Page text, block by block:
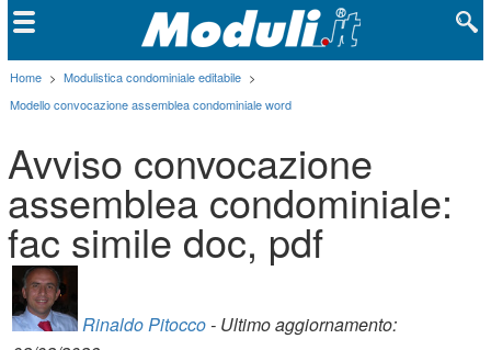
Home > Modulistica condominiale editabile >
Modello convocazione assemblea condominiale word
Avviso convocazione
assemblea condominiale:
fac simile doc, pdf
Rinaldo Pitocco- Ultimo aggiornamento: